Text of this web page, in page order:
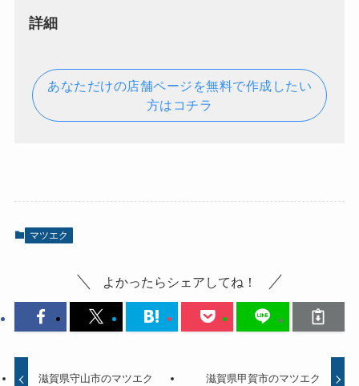
詳細
あなただけの店舗ページを無料で作成したい
方はコチラ
マツエク
よかったらシェアしてね！
滋賀県守山市のマツエク 滋賀県甲賀市のマツエク